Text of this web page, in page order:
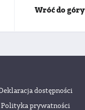
Wróć do góry
dostępności
Polityka prywatności